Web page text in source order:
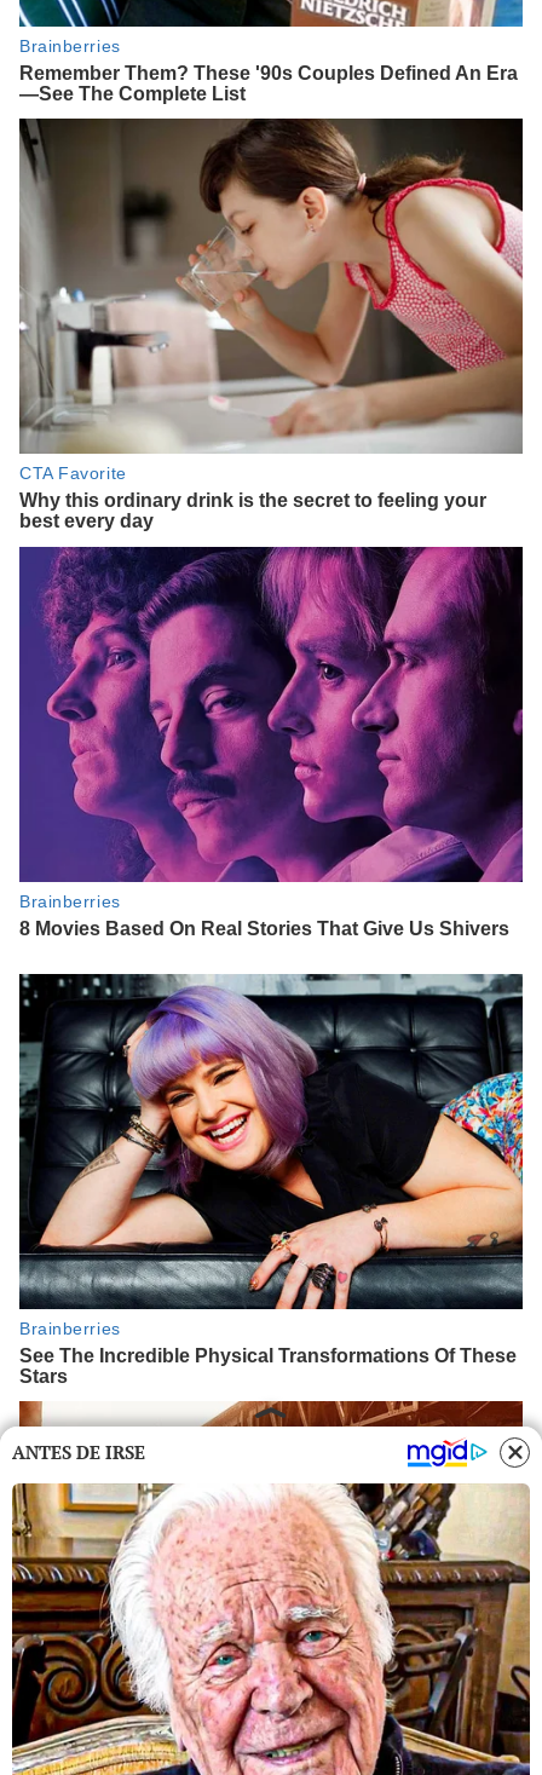
ANTES DE IRSE